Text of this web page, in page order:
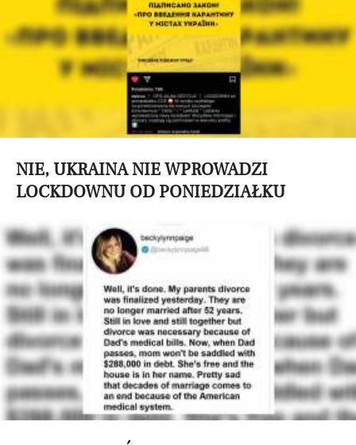
NIE, UKRAINA NIE WPROWADZI
LOCKDOWNU OD PONIEDZIAŁKU